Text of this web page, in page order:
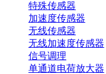
特殊传感器
加速度传感器
无线传感器
无线加速度传感器
信号调理
单通道电荷放大器